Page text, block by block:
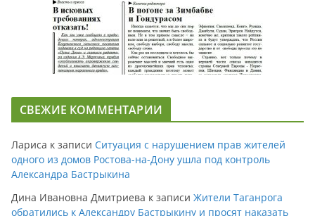
СВЕЖИЕ КОММЕНТАРИИ
Лариса к записи Ситуация с нарушением прав жителей
одного из домов Ростова-на-Дону ушла под контроль
Александра Бастрыкина
Дина Ивановна Дмитриева к записи Жители Таганрога
обратились к Александру Бастрыкину и просят наказать